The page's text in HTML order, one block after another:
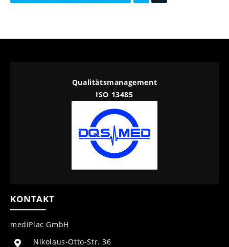
Qualitätsmanagement
ISO 13485
KONTAKT
mediPlac GmbH
Nikolaus-Otto-Str. 36